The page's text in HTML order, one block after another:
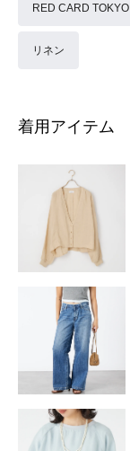
RED CARD TOKYO
リネン
着用アイテム